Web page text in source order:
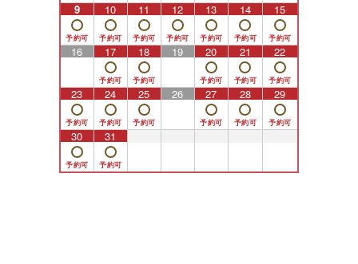
9 10 11 12 13 14 15
16 17 18 19 20 21 22
23 24 25 26 27 28 29
30 31